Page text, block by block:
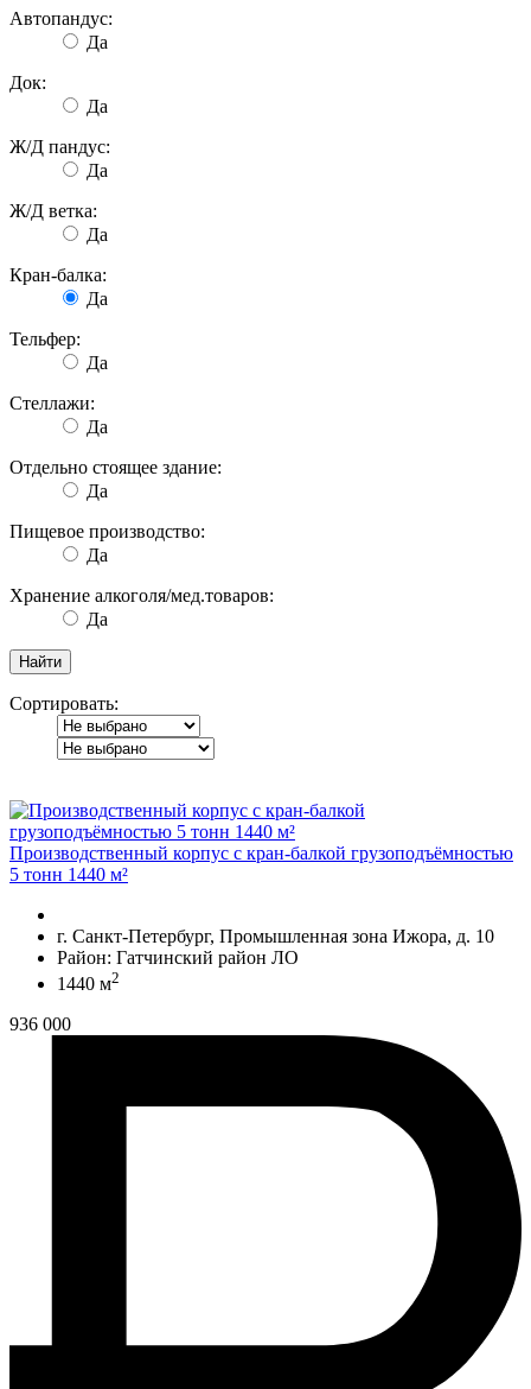
Автопандус:
Да
Док:
Да
Ж/Д пандус:
Да
Ж/Д ветка:
Да
Кран-балка:
Да
Тельфер:
Да
Стеллажи:
Да
Отдельно стоящее здание:
Да
Пищевое производство:
Да
Хранение алкоголя/мед.товаров:
Да
Сортировать:
Производственный корпус с кран-балкой грузоподъёмностью
5 тонн 1440 м²
г. Санкт-Петербург, Промышленная зона Ижора, д. 10
Район: Гатчинский район ЛО
1440 м2
936 000